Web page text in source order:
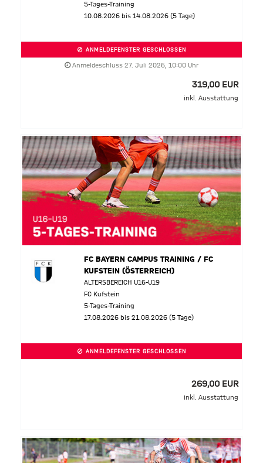
5-Tages-Training
10.08.2026 bis 14.08.2026 (5 Tage)
ANMELDEFENSTER GESCHLOSSEN
Anmeldeschluss 27. Juli 2026, 10:00 Uhr
319,00 EUR
inkl. Ausstattung
FC BAYERN CAMPUS TRAINING / FC
KUFSTEIN (ÖSTERREICH)
ALTERSBEREICH U16-U19
FC Kufstein
5-Tages-Training
17.08.2026 bis 21.08.2026 (5 Tage)
ANMELDEFENSTER GESCHLOSSEN
269,00 EUR
inkl. Ausstattung